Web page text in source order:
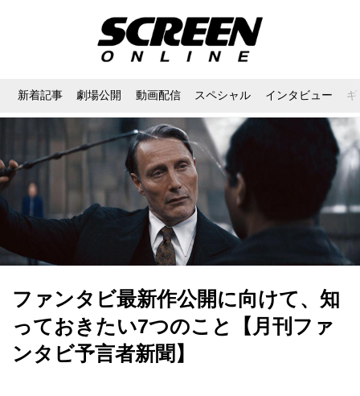
新着記事 劇場公開 動画配信 スペシャル インタビュー
ファンタビ最新作公開に向けて、知
っておきたい7つのこと【月刊ファ
ンタビ予言者新聞】